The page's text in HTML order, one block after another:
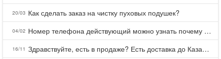
20/03 Как сделать заказ на чистку пуховых подушек?
04/02 Номер телефона действующий можно узнать почему номер неправельный
16/11 Здравствуйте, есть в продаже? Есть доставка до Казани?